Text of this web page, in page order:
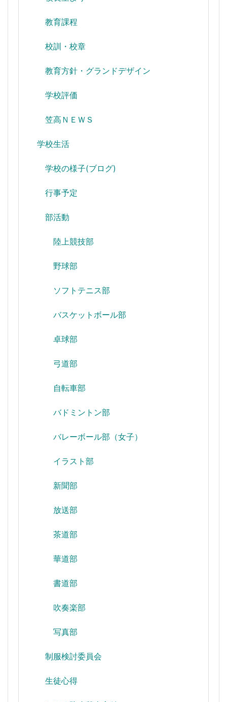
教育課程
校訓・校章
教育方針・グランドデザイン
学校評価
笠高ＮＥＷＳ
学校生活
学校の様子(ブログ)
行事予定
部活動
陸上競技部
野球部
ソフトテニス部
バスケットボール部
卓球部
弓道部
自転車部
バドミントン部
バレーボール部（女子）
イラスト部
新聞部
放送部
茶道部
華道部
書道部
吹奏楽部
写真部
制服検討委員会
生徒心得